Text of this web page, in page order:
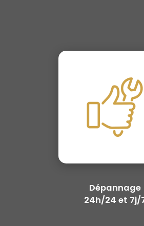
Dépannage
24h/24 et 7j/